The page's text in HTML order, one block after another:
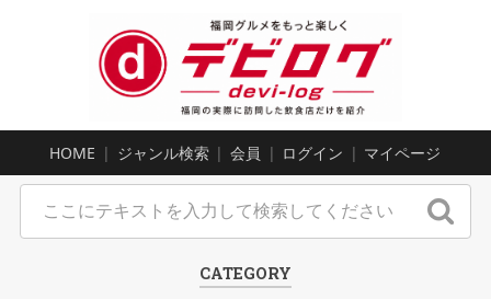
HOME ジャンル検索 会員 ログイン マイページ
CATEGORY